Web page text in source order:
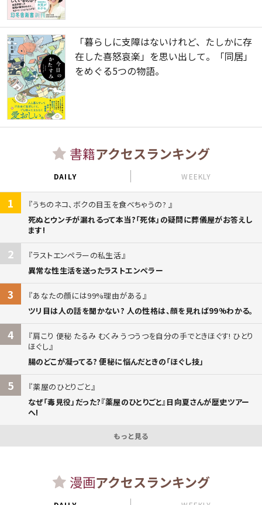
「暮らしに支障はないけれど、たしかに存
在した喜怒哀楽」を思い出して。「同居」
をめぐる5つの物語。
書籍アクセスランキング
DAILY WEEKLY
1
うちのネコ、ボクの目玉を食べちゃうの?
死ぬとウンチが漏れるって本当?「死体」の疑問に葬儀屋がお答えし
ます!
2
ラストエンペラーの私生活
異常な性生活を送ったラストエンペラー
3
あなたの顔には99%理由がある
ツリ目は人の話を聞かない? 人の性格は、顔を見れば99%わかる。
4
肩こり 便秘 たるみ むくみ うつうつを自分の手でときほぐす! ひとり
ほぐし
腸のどこが凝ってる? 便秘に悩んだときの「ほぐし技」
5
薬屋のひとりごと
なぜ「毒見役」だった?『薬屋のひとりごと』日向夏さんが歴史ツアー
へ!
もっと見る
漫画アクセスランキング